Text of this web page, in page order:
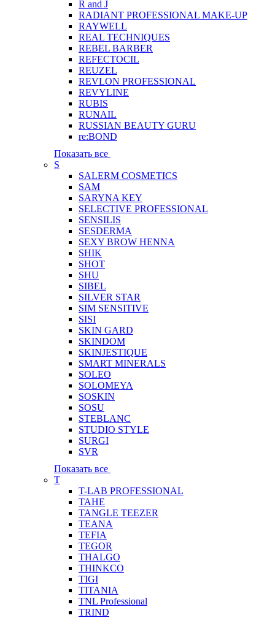
R and J
RADIANT PROFESSIONAL MAKE-UP
RAYWELL
REAL TECHNIQUES
REBEL BARBER
REFECTOCIL
REUZEL
REVLON PROFESSIONAL
REVYLINE
RUBIS
RUNAIL
RUSSIAN BEAUTY GURU
re:BOND
Показать все
S
SALERM COSMETICS
SAM
SARYNA KEY
SELECTIVE PROFESSIONAL
SENSILIS
SESDERMA
SEXY BROW HENNA
SHIK
SHOT
SHU
SIBEL
SILVER STAR
SIM SENSITIVE
SISI
SKIN GARD
SKINDOM
SKINJESTIQUE
SMART MINERALS
SOLEO
SOLOMEYA
SOSKIN
SOSU
STEBLANC
STUDIO STYLE
SURGI
SVR
Показать все
T
T-LAB PROFESSIONAL
TAHE
TANGLE TEEZER
TEANA
TEFIA
TEGOR
THALGO
THINKCO
TIGI
TITANIA
TNL Professional
TRIND